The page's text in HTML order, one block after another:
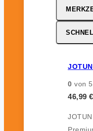
0 von 5
46,99 €